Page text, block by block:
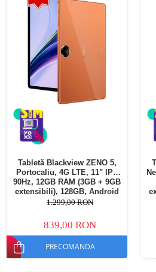
Tabletă Blackview ZENO 5,
Portocaliu, 4G LTE, 11" IPS
90Hz, 12GB RAM (3GB + 9GB
extensibili), 128GB, Android
16, Unisoc T7250, 8300mAh,
SIM
1.299,00 RON
839,00 RON
PRECOMANDA